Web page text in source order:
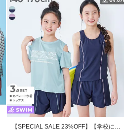
【SPECIAL SALE 23%OFF】【学校にも